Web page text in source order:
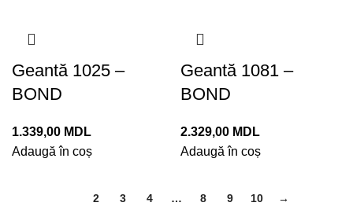
Geantă 1025 –
BOND
1.339,00 MDL
Adaugă în coș
Geantă 1081 –
BOND
2.329,00 MDL
Adaugă în coș
2 3 4 … 8 9 10 →